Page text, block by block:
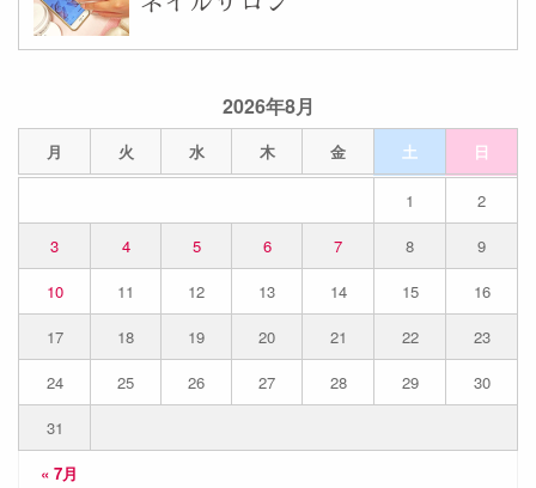
2026年8月
月 火 水 木 金 土 日
« 7月
1
2
3
4 5 6 7 8
9
10
11 12 13 14 15
16
17
18 19 20 21 22
23
24
25 26 27 28 29
30
31